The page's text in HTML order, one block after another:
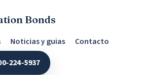
Bonds
Noticias y guias
Contacto
224-5937